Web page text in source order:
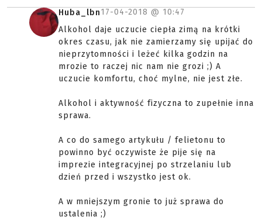
Huba_lbn17-04-2018 @ 10:47
Alkohol daje uczucie ciepła zimą na krótki
okres czasu, jak nie zamierzamy się upijać do
nieprzytomności i leżeć kilka godzin na
mrozie to raczej nic nam nie grozi ;) A
uczucie komfortu, choć mylne, nie jest złe.
Alkohol i aktywność fizyczna to zupełnie inna
sprawa.
A co do samego artykułu / felietonu to
powinno być oczywiste że pije się na
imprezie integracyjnej po strzelaniu lub
dzień przed i wszystko jest ok.
A w mniejszym gronie to już sprawa do
ustalenia ;)